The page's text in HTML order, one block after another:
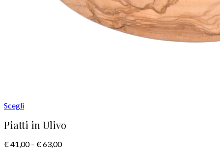
Scegli
Piatti in Ulivo
€41,00– €63,00